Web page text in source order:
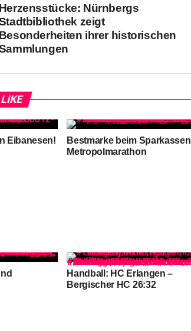
Herzensstücke: Nürnbergs
zeigt
Besonderheiten ihrer historischen
LIKE
Eibanesen!
Bestmarke beim Sparkassen
Metropolmarathon
Handball: HC Erlangen –
Bergischer HC 26:32